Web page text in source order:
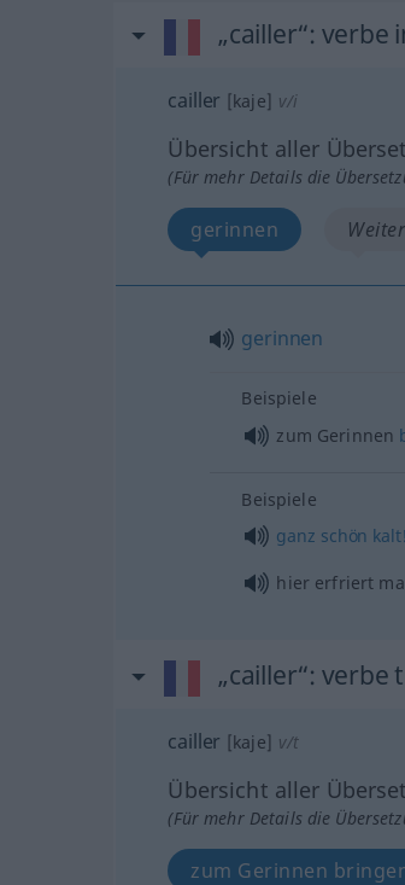
„cailler“: verbe
cailler [kaje] v/i
Übersicht aller
(Für mehr Details die
gerinnen
gerinnen
Beispiele
zum Gerinnen
Beispiele
ganz schön kalt!
hier erfriert
„cailler“: verbe
cailler [kaje] v/t
Übersicht aller
(Für mehr Details die
zum Gerinnen